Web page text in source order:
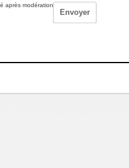
après modération